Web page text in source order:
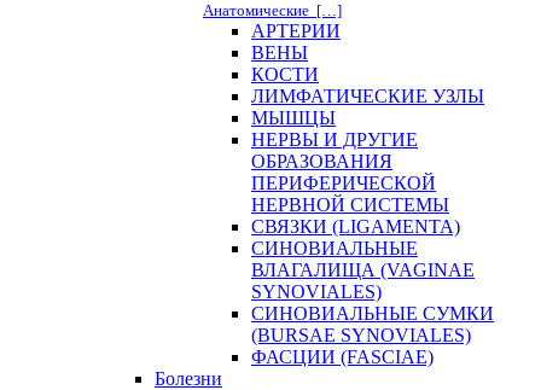
Анатомические […]
АРТЕРИИ
ВЕНЫ
КОСТИ
ЛИМФАТИЧЕСКИЕ УЗЛЫ
МЫШЦЫ
НЕРВЫ И ДРУГИЕ
ОБРАЗОВАНИЯ
ПЕРИФЕРИЧЕСКОЙ
НЕРВНОЙ СИСТЕМЫ
СВЯЗКИ (LIGAMENTA)
СИНОВИАЛЬНЫЕ
ВЛАГАЛИЩА (VAGINAE
SYNOVIALES)
СИНОВИАЛЬНЫЕ СУМКИ
(BURSAE SYNOVIALES)
ФАСЦИИ (FASCIAE)
Болезни